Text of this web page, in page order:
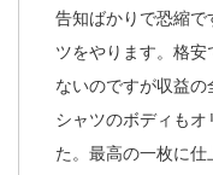
告知ばかりで恐縮で
ツをやります。格
ないのですが収益
シャツのボディも
た。最高の一枚に